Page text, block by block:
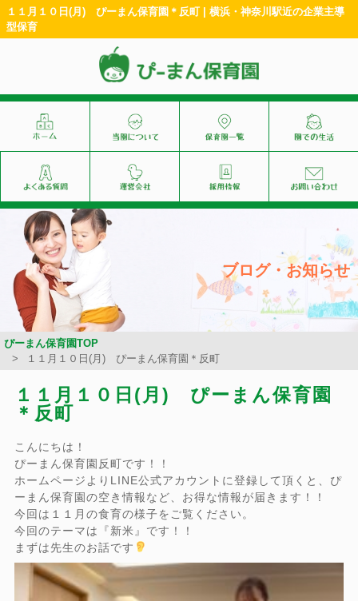
１１月１０日(月) ぴーまん保育園＊反町 | 横浜・神奈川駅近の企業主導
型保育
ブログ・お知らせ
ぴーまん保育園TOP
１１月１０日(月) ぴーまん保育園＊反町
１１月１０日(月) ぴーまん保育園
＊反町
こんにちは！
ぴーまん保育園反町です！！
ホームページよりLINE公式アカウントに登録して頂くと、ぴ
ーまん保育園の空き情報など、お得な情報が届きます！！
今回は１１月の食育の様子をご覧ください。
今回のテーマは『新米』です！！
まずは先生のお話です